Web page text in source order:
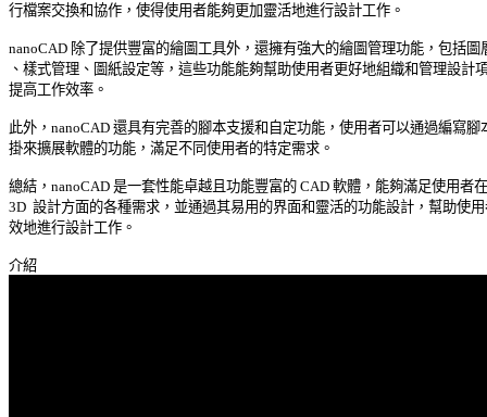
行檔案交換和協作，使得使用者能夠更加靈活地進行設計工作。
nanoCAD 除了提供豐富的繪圖工具外，還擁有強大的繪圖管理功能，包括圖
、樣式管理、圖紙設定等，這些功能能夠幫助使用者更好地組織和管理設計
提高工作效率。
此外，nanoCAD 還具有完善的腳本支援和自定功能，使用者可以通過編寫
掛來擴展軟體的功能，滿足不同使用者的特定需求。
總結，nanoCAD 是一套性能卓越且功能豐富的 CAD 軟體，能夠滿足使用者
3D  設計方面的各種需求，並通過其易用的界面和靈活的功能設計，幫助使
效地進行設計工作。